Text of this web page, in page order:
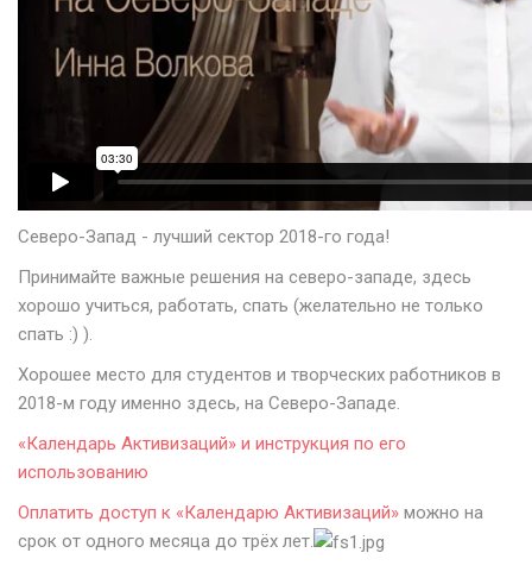
Северо-Запад - лучший сектор 2018-го года!
Принимайте важные решения на северо-западе, здесь
хорошо учиться, работать, спать (желательно не только
спать :) ).
Хорошее место для студентов и творческих работников в
2018-м году именно здесь, на Северо-Западе.
«Календарь Активизаций» и инструкция по его
использованию
Оплатить доступ к «Календарю Активизаций» можно на
срок от одного месяца до трёх лет.